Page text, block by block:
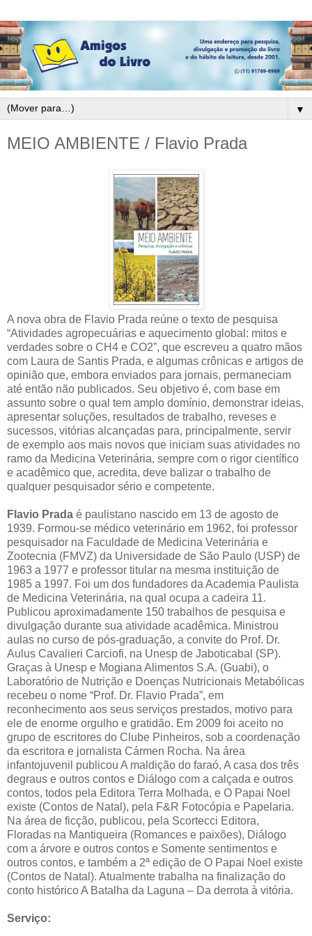
▼
MEIO AMBIENTE / Flavio Prada
A nova obra de Flavio Prada reúne o texto de pesquisa
“Atividades agropecuárias e aquecimento global: mitos e
verdades sobre o CH4 e CO2”, que escreveu a quatro mãos
com Laura de Santis Prada, e algumas crônicas e artigos de
opinião que, embora enviados para jornais, permaneciam
até então não publicados. Seu objetivo é, com base em
assunto sobre o qual tem amplo domínio, demonstrar ideias,
apresentar soluções, resultados de trabalho, reveses e
sucessos, vitórias alcançadas para, principalmente, servir
de exemplo aos mais novos que iniciam suas atividades no
ramo da Medicina Veterinária, sempre com o rigor científico
e acadêmico que, acredita, deve balizar o trabalho de
qualquer pesquisador sério e competente.
Flavio Prada é paulistano nascido em 13 de agosto de
1939. Formou-se médico veterinário em 1962, foi professor
pesquisador na Faculdade de Medicina Veterinária e
Zootecnia (FMVZ) da Universidade de São Paulo (USP) de
1963 a 1977 e professor titular na mesma instituição de
1985 a 1997. Foi um dos fundadores da Academia Paulista
de Medicina Veterinária, na qual ocupa a cadeira 11.
Publicou aproximadamente 150 trabalhos de pesquisa e
divulgação durante sua atividade acadêmica. Ministrou
aulas no curso de pós-graduação, a convite do Prof. Dr.
Aulus Cavalieri Carciofi, na Unesp de Jaboticabal (SP).
Graças à Unesp e Mogiana Alimentos S.A. (Guabi), o
Laboratório de Nutrição e Doenças Nutricionais Metabólicas
recebeu o nome “Prof. Dr. Flavio Prada”, em
reconhecimento aos seus serviços prestados, motivo para
ele de enorme orgulho e gratidão. Em 2009 foi aceito no
grupo de escritores do Clube Pinheiros, sob a coordenação
da escritora e jornalista Cármen Rocha. Na área
infantojuvenil publicou A maldição do faraó, A casa dos três
degraus e outros contos e Diálogo com a calçada e outros
contos, todos pela Editora Terra Molhada, e O Papai Noel
existe (Contos de Natal), pela F&R Fotocópia e Papelaria.
Na área de ficção, publicou, pela Scortecci Editora,
Floradas na Mantiqueira (Romances e paixões), Diálogo
com a árvore e outros contos e Somente sentimentos e
outros contos, e também a 2ª edição de O Papai Noel existe
(Contos de Natal). Atualmente trabalha na finalização do
conto histórico A Batalha da Laguna – Da derrota à vitória.
Serviço: